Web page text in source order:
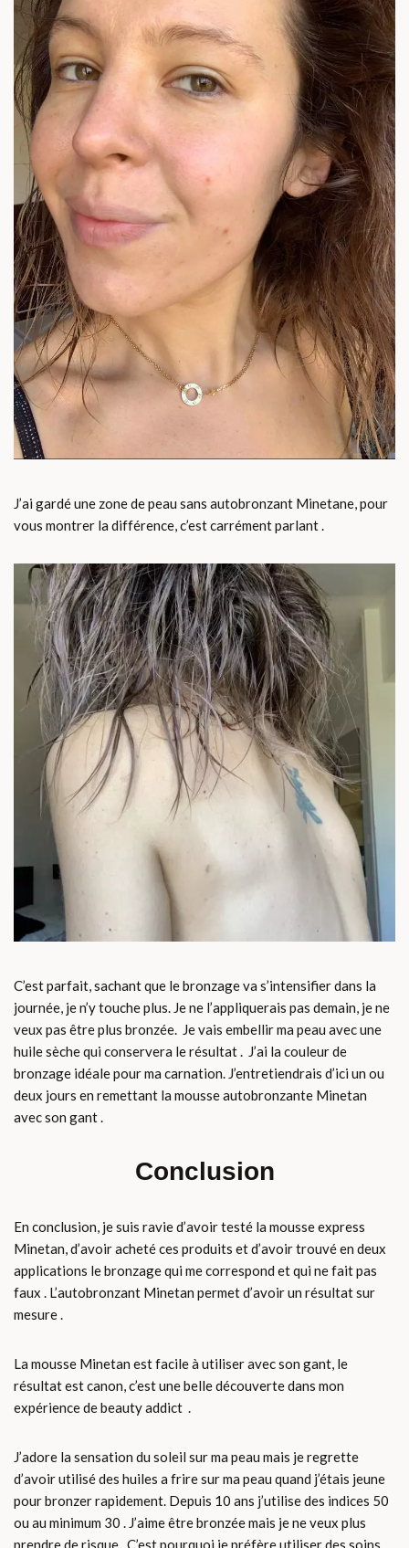
J’ai gardé une zone de peau sans autobronzant Minetane, pour
vous montrer la différence, c’est carrément parlant .
C’est parfait, sachant que le bronzage va s’intensifier dans la
journée, je n’y touche plus. Je ne l’appliquerais pas demain, je ne
veux pas être plus bronzée. Je vais embellir ma peau avec une
huile sèche qui conservera le résultat . J’ai la couleur de
bronzage idéale pour ma carnation. J’entretiendrais d’ici un ou
deux jours en remettant la mousse autobronzante Minetan
avec son gant .
Conclusion
En conclusion, je suis ravie d’avoir testé la mousse express
Minetan, d’avoir acheté ces produits et d’avoir trouvé en deux
applications le bronzage qui me correspond et qui ne fait pas
faux . L’autobronzant Minetan permet d’avoir un résultat sur
mesure .
La mousse Minetan est facile à utiliser avec son gant, le
résultat est canon, c’est une belle découverte dans mon
expérience de beauty addict .
J’adore la sensation du soleil sur ma peau mais je regrette
d’avoir utilisé des huiles a frire sur ma peau quand j’étais jeune
pour bronzer rapidement. Depuis 10 ans j’utilise des indices 50
ou au minimum 30 . J’aime être bronzée mais je ne veux plus
prendre de risque . C’est pourquoi je préfère utiliser des soins